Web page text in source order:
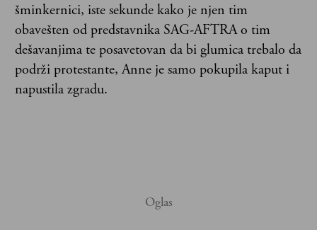
šminkernici, iste sekunde kako je njen tim
obavešten od predstavnika SAG-AFTRA o tim
dešavanjima te posavetovan da bi glumica trebalo da
podrži protestante, Anne je samo pokupila kaput i
napustila zgradu.